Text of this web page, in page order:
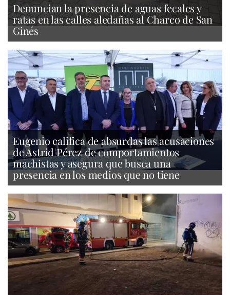
Denuncian la presencia de aguas fecales y
ratas en las calles aledañas al Charco de San
Ginés
Eugenio califica de absurdas las acusaciones
de Astrid Pérez de comportamientos
machistas y asegura que busca una
presencia en los medios que no tiene